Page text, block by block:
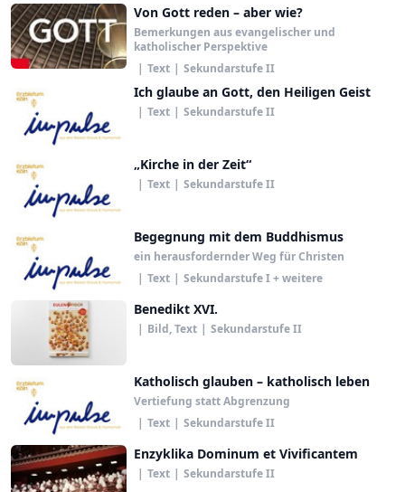
Von Gott reden – aber wie?
Bemerkungen aus evangelischer und
katholischer Perspektive
| Text | Sekundarstufe II
Ich glaube an Gott, den Heiligen Geist
| Text | Sekundarstufe II
„Kirche in der Zeit“
| Text | Sekundarstufe II
Begegnung mit dem Buddhismus
ein herausfordernder Weg für Christen
| Text | Sekundarstufe I + weitere
Benedikt XVI.
| Bild, Text | Sekundarstufe II
Katholisch glauben – katholisch leben
Vertiefung statt Abgrenzung
| Text | Sekundarstufe II
Enzyklika Dominum et Vivificantem
| Text | Sekundarstufe II